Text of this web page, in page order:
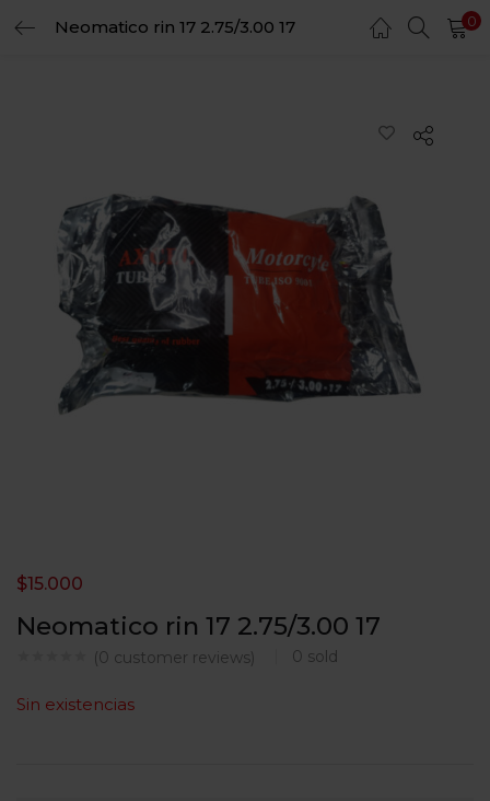
Neomatico rin 17 2.75/3.00 17 0
Neomatico rin 17 2.75/3.00 17
(0 customer reviews) 0 sold
$15.000
Sin existencias
LOGIN REGISTER
Remember me
Login
Lost password?